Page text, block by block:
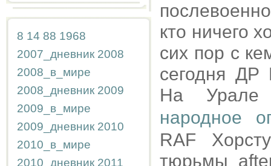
8 14 88 1968
2007_дневник 2008
2008_в_мире
2008_дневник 2009
2009_в_мире
2009_дневник 2010
2010_в_мире
2010_дневник 2011
кто ничего
сих пор с
сегодня ДР
На Урале
народное
RAF
тюрьмы